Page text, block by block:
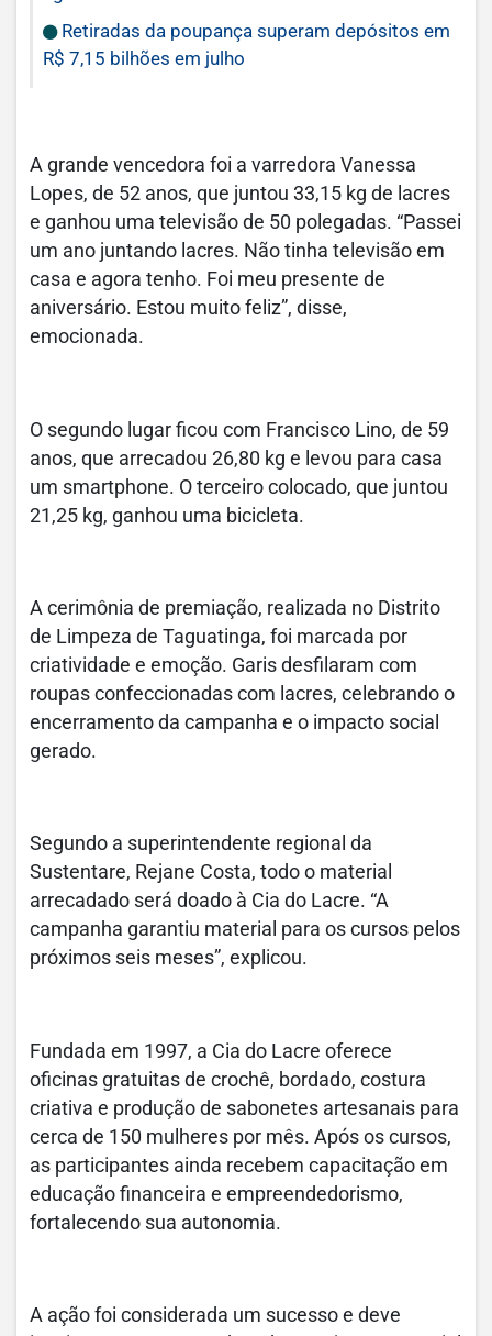
Retiradas da poupança superam depósitos em
R$ 7,15 bilhões em julho
A grande vencedora foi a varredora Vanessa
Lopes, de 52 anos, que juntou 33,15 kg de lacres
e ganhou uma televisão de 50 polegadas. “Passei
um ano juntando lacres. Não tinha televisão em
casa e agora tenho. Foi meu presente de
aniversário. Estou muito feliz”, disse,
emocionada.
O segundo lugar ficou com Francisco Lino, de 59
anos, que arrecadou 26,80 kg e levou para casa
um smartphone. O terceiro colocado, que juntou
21,25 kg, ganhou uma bicicleta.
A cerimônia de premiação, realizada no Distrito
de Limpeza de Taguatinga, foi marcada por
criatividade e emoção. Garis desfilaram com
roupas confeccionadas com lacres, celebrando o
encerramento da campanha e o impacto social
gerado.
Segundo a superintendente regional da
Sustentare, Rejane Costa, todo o material
arrecadado será doado à Cia do Lacre. “A
campanha garantiu material para os cursos pelos
próximos seis meses”, explicou.
Fundada em 1997, a Cia do Lacre oferece
oficinas gratuitas de crochê, bordado, costura
criativa e produção de sabonetes artesanais para
cerca de 150 mulheres por mês. Após os cursos,
as participantes ainda recebem capacitação em
educação financeira e empreendedorismo,
fortalecendo sua autonomia.
A ação foi considerada um sucesso e deve